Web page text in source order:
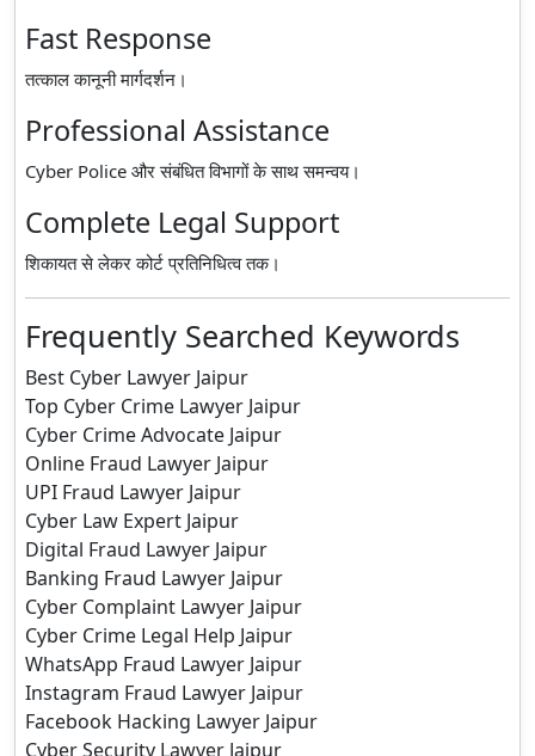
Fast Response
तत्काल कानूनी मार्गदर्शन।
Professional Assistance
Cyber Police और संबंधित विभागों के साथ समन्वय।
Complete Legal Support
शिकायत से लेकर कोर्ट प्रतिनिधित्व तक।
Frequently Searched Keywords
Best Cyber Lawyer Jaipur
Top Cyber Crime Lawyer Jaipur
Cyber Crime Advocate Jaipur
Online Fraud Lawyer Jaipur
UPI Fraud Lawyer Jaipur
Cyber Law Expert Jaipur
Digital Fraud Lawyer Jaipur
Banking Fraud Lawyer Jaipur
Cyber Complaint Lawyer Jaipur
Cyber Crime Legal Help Jaipur
WhatsApp Fraud Lawyer Jaipur
Instagram Fraud Lawyer Jaipur
Facebook Hacking Lawyer Jaipur
Cyber Security Lawyer Jaipur